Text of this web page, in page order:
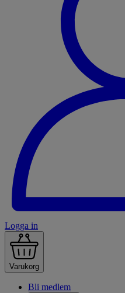
Logga in
Varukorg
Bli medlem